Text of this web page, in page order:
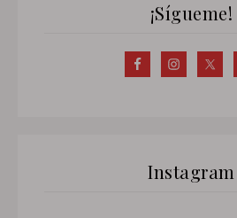
¡Sígueme!
Instagram